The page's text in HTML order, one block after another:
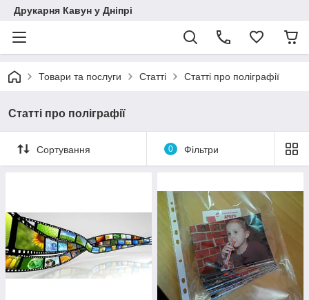
Друкарня Кавун у Дніпрі
Товари та послуги Статті Статті про поліграфії
Статті про поліграфії
Сортування 0 Фільтри